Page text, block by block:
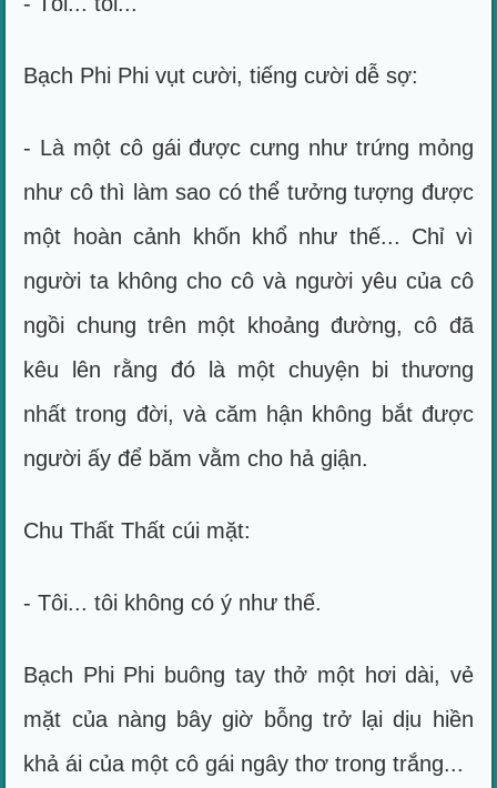
Bạch Phi Phi vụt cười, tiếng cười dễ sợ:
- Là một cô gái được cưng như trứng mỏng
như cô thì làm sao có thể tưởng tượng được
một hoàn cảnh khốn khổ như thế... Chỉ vì
người ta không cho cô và người yêu của cô
ngồi chung trên một khoảng đường, cô đã
kêu lên rằng đó là một chuyện bi thương
nhất trong đời, và căm hận không bắt được
người ấy để băm vằm cho hả giận.
Chu Thất Thất cúi mặt:
- Tôi... tôi không có ý như thế.
Bạch Phi Phi buông tay thở một hơi dài, vẻ
mặt của nàng bây giờ bỗng trở lại dịu hiền
khả ái của một cô gái ngây thơ trong trắng...